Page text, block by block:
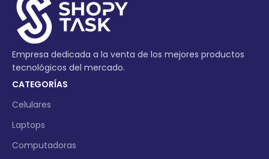
Empresa dedicada a la venta de los mejores productos
tecnológicos del mercado.
CATEGORÍAS
Celulares
Laptops
Computadoras